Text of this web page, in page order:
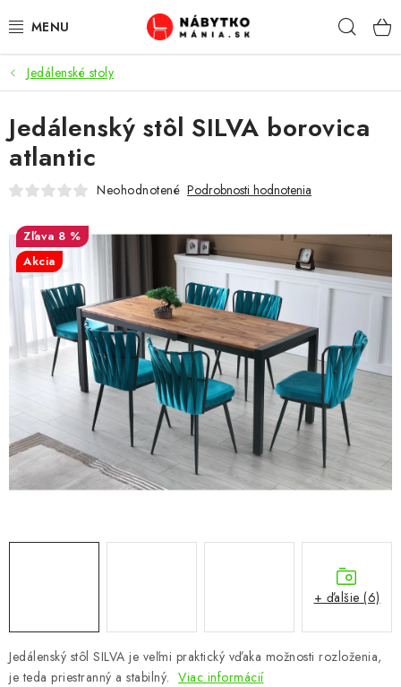
na
VÝPREDAJ
NOVINKY
OBÝVACIA IZBA
SPÁĽŇA
PREDSIENE
PRACOVŇA / KANCELÁRIA
DETSKÉ A ŠTUDENTSKÉ
DOPLNKY A DEKORÁCIE
ZÁHRADA
Reklamácie a odstúpenie od zmluvy
Jedálenské stoly
Jedálenský stôl SILVA je veľmi praktický vďaka možnosti rozloženia,
je teda priestranný a stabilný. Viac informácií
Jedálenský stôl SILVA borovica
atlantic
Neohodnotené Podrobnosti hodnotenia
8 %
Akcia
+ ďalšie (6)